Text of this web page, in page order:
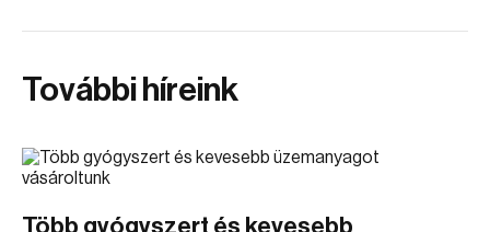
További híreink
Több gyógyszert és kevesebb